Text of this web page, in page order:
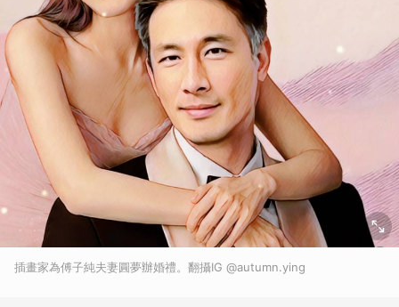
插畫家為傅子純夫妻圓夢辦婚禮。翻攝IG @autumn.ying